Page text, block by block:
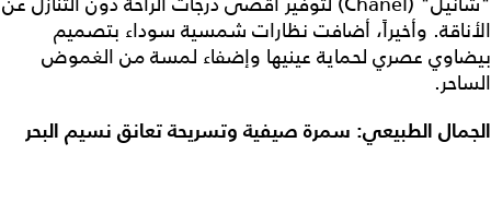
الأناقة. وأخيراً، أضافت نظارات شمسية سوداء بتصميم
بيضاوي عصري لحماية عينيها وإضفاء لمسة من الغموض
الساحر.
الجمال الطبيعي: سمرة صيفية وتسريحة تعانق نسيم البحر